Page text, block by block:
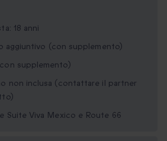
18 anni
aggiuntivo (con supplemento)
supplemento)
non inclusa (contattare il partner
Suite Viva Mexico e Route 66